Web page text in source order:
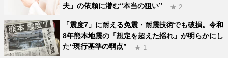
夫」の依頼に潜む“本当の狙い”
★ 2
「震度7」に耐える免震・耐震技術でも破損。令和
8年熊本地震の「想定を超えた揺れ」が明らかにし
た“現行基準の弱点”
★ 1